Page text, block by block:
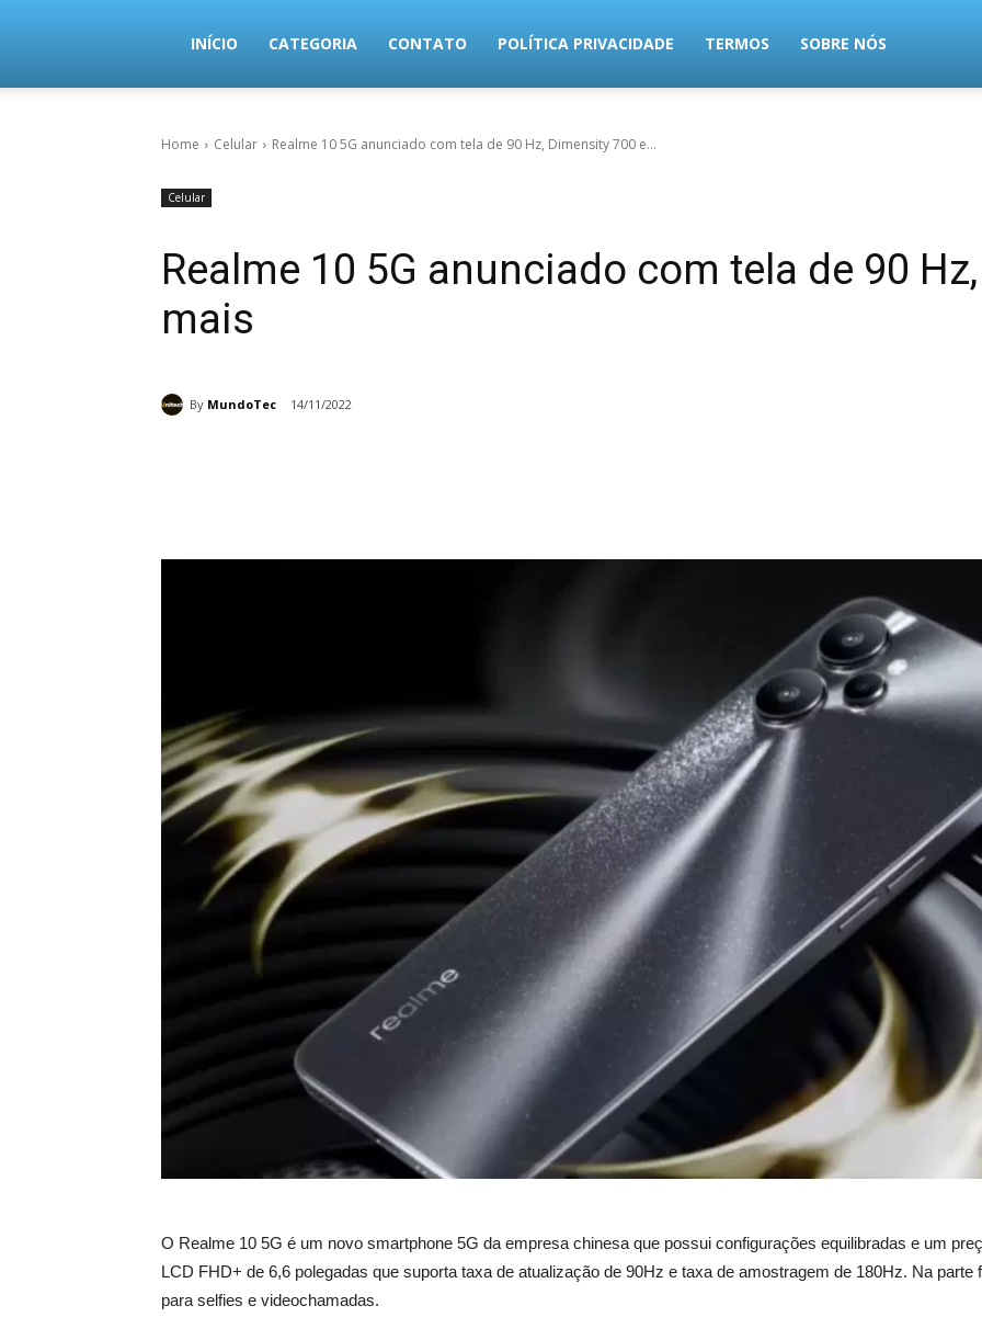
MundoTec
INÍCIO CATEGORIA CONTATO POLÍTICA PRIVACIDADE TERMOS SOBRE NÓS
Home Celular Realme 10 5G anunciado com tela de 90 Hz, Dimensity 700 e...
Celular
Realme 10 5G anunciado com tela de 90
mais
By MundoTec 14/11/2022
O Realme 10 5G é um novo smartphone 5G da empresa chinesa que possui configurações equilibradas e um
LCD FHD+ de 6,6 polegadas que suporta taxa de atualização de 90Hz e taxa de amostragem de 180Hz. Na
para selfies e videochamadas.